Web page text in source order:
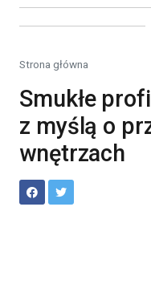
Strona główna
Smukłe
z myślą o
wnętrzach